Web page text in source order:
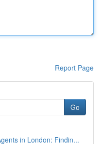
Report Page
Go
in London: Findin...